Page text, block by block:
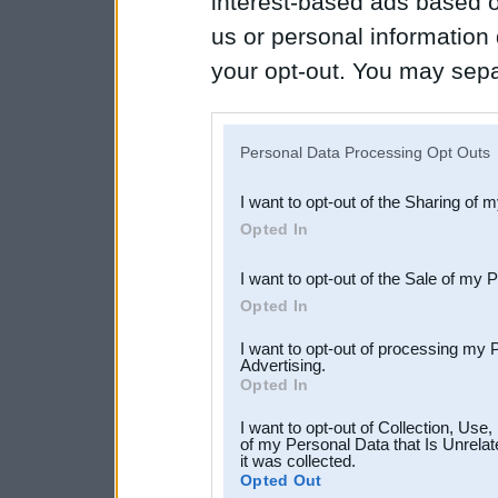
us or personal
your opt-out. You may
Downstream Participants
third parties.
Personal Data Processing Opt Outs
I want to opt-out of the Sharing of
Opted In
I want to opt-out of the Sale of my
Opted In
I want to opt-out of processing my
Advertising.
Opted In
I want to opt-out of Collection,
of my Personal Data that Is
it was collected.
Opted Out